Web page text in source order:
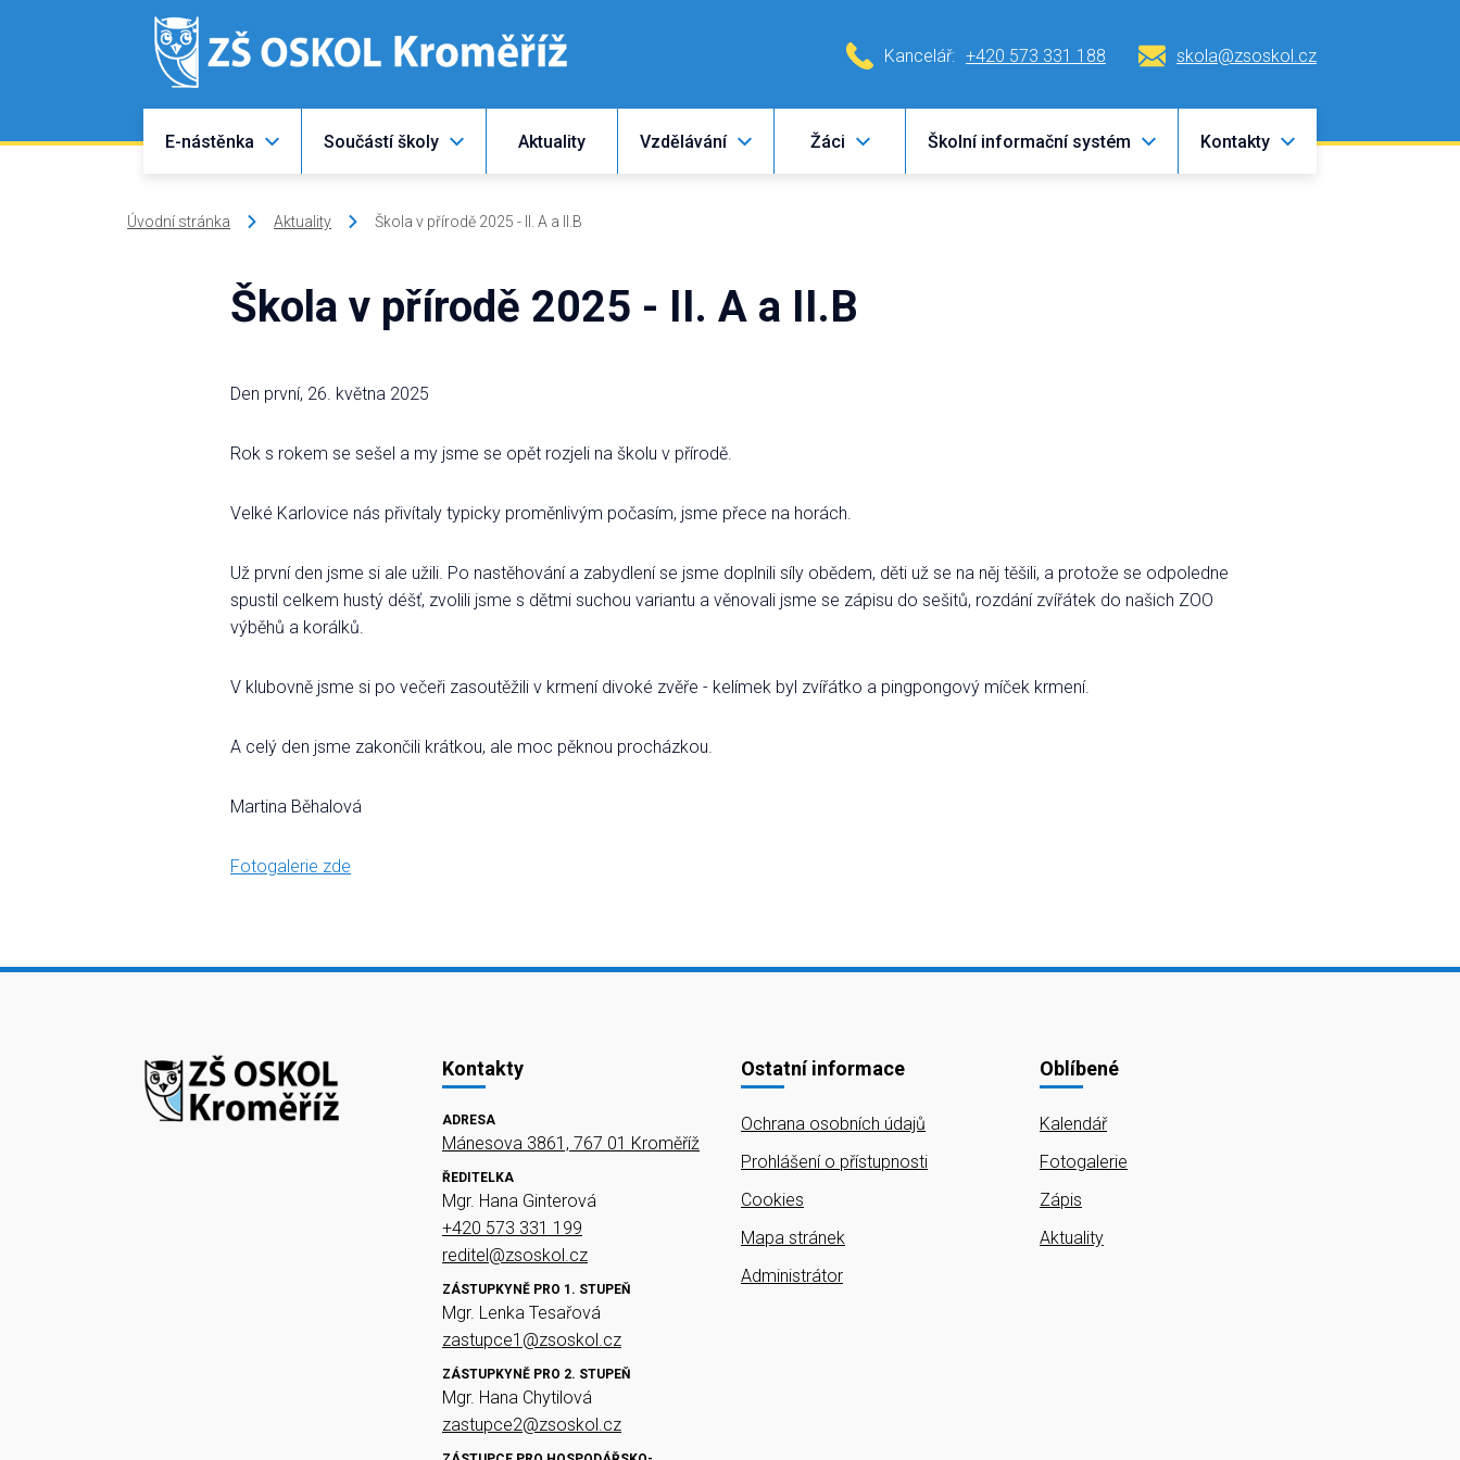
Kancelář: +420 573 331 188 skola@zsoskol.cz
E-nástěnka Součástí školy Aktuality Vzdělávání Žáci Školní informační systém Kontakty
Úvodní stránka Aktuality Škola v přírodě 2025 - II. A a II.B
Škola v přírodě 2025 - II. A a II.B
Den první, 26. května 2025
Rok s rokem se sešel a my jsme se opět rozjeli na školu v přírodě.
Velké Karlovice nás přivítaly typicky proměnlivým počasím, jsme přece na horách.
Už první den jsme si ale užili. Po nastěhování a zabydlení se jsme doplnili síly obědem, děti už se na něj těšili, a protože se odpoledne
spustil celkem hustý déšť, zvolili jsme s dětmi suchou variantu a věnovali jsme se zápisu do sešitů, rozdání zvířátek do našich ZOO
výběhů a korálků.
V klubovně jsme si po večeři zasoutěžili v krmení divoké zvěře - kelímek byl zvířátko a pingpongový míček krmení.
A celý den jsme zakončili krátkou, ale moc pěknou procházkou.
Martina Běhalová
Fotogalerie zde
Kontakty
ADRESA
Mánesova 3861, 767 01 Kroměříž
ŘEDITELKA
Mgr. Hana Ginterová
+420 573 331 199
reditel@zsoskol.cz
ZÁSTUPKYNĚ PRO 1. STUPEŇ
Mgr. Lenka Tesařová
zastupce1@zsoskol.cz
ZÁSTUPKYNĚ PRO 2. STUPEŇ
Mgr. Hana Chytilová
zastupce2@zsoskol.cz
Ostatní informace
Ochrana osobních údajů
Prohlášení o přístupnosti
Cookies
Mapa stránek
Administrátor
Oblíbené
Kalendář
Fotogalerie
Zápis
Aktuality